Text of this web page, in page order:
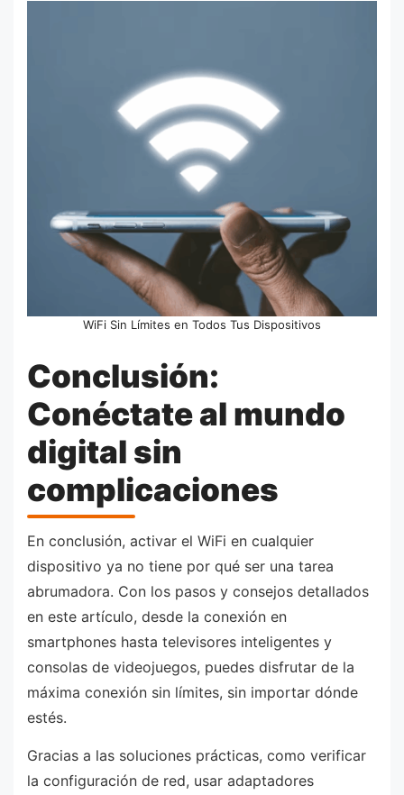
WiFi Sin Límites en Todos Tus Dispositivos
Conclusión:
Conéctate al mundo
digital sin
complicaciones
En conclusión, activar el WiFi en cualquier
dispositivo ya no tiene por qué ser una tarea
abrumadora. Con los pasos y consejos detallados
en este artículo, desde la conexión en
smartphones hasta televisores inteligentes y
consolas de videojuegos, puedes disfrutar de la
máxima conexión sin límites, sin importar dónde
estés.
Gracias a las soluciones prácticas, como verificar
la configuración de red, usar adaptadores